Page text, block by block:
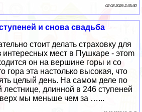
02 08 2026 2:35:30
и снова свадьба
стоит делать страховку для
интересных мест в Пушкаре - этоm
он на вершине горы и со
гора эта настолько высокая, что
целый день. На самом деле по
лестнице, длинной в 246 ступеней
мы меньше чем за …...